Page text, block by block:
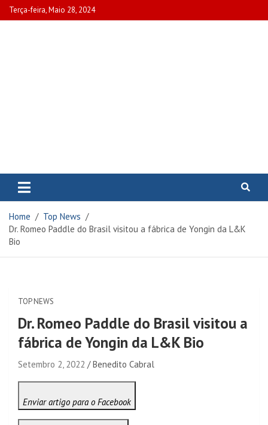
Skip
to
Terça-feira, Maio 28, 2024
www.portalcascais.pt
recentes e veja programas de TV,
reportagens e podcasts
www.portalcascais.pt
Home
Top News
Dr. Romeo Paddle do Brasil visitou a fábrica de Yongin da L&K
Bio
TOP NEWS
Dr. Romeo Paddle do Brasil visitou a
fábrica de Yongin da L&K Bio
Setembro 2, 2022 Benedito Cabral
Enviar artigo para o Facebook